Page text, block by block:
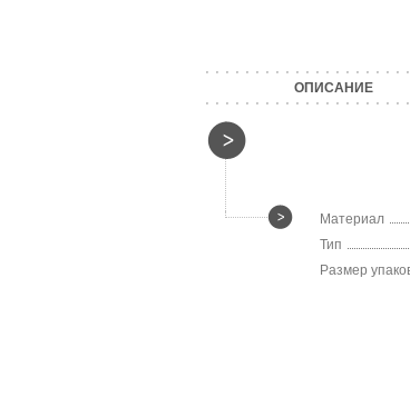
ОПИСАНИЕ
Материал
Тип
Размер